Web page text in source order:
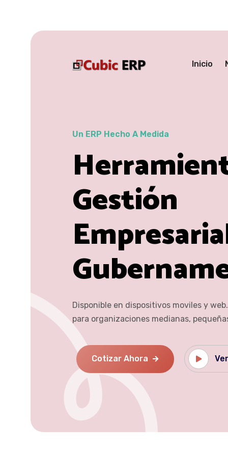
Inicio
Un ERP Hecho A Medida
Gestión
Disponible en dispositivos moviles y
para organizaciones medianas,
Cotizar Ahora